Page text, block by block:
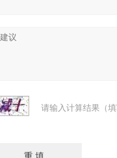
请输入计算结果（